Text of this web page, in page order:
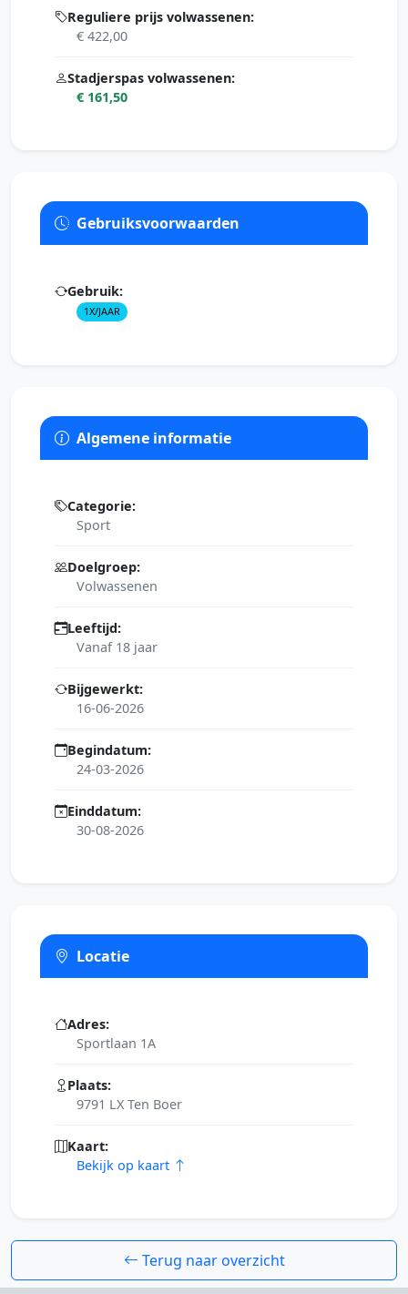
Reguliere prijs volwassenen:
€ 422,00
Stadjerspas volwassenen:
€ 161,50
Gebruiksvoorwaarden
Gebruik:
1X/JAAR
Algemene informatie
Categorie:
Sport
Doelgroep:
Volwassenen
Leeftijd:
Vanaf 18 jaar
Bijgewerkt:
16-06-2026
Begindatum:
24-03-2026
Einddatum:
30-08-2026
Locatie
Adres:
Sportlaan 1A
Plaats:
9791 LX Ten Boer
Kaart:
Bekijk op kaart
Terug naar overzicht